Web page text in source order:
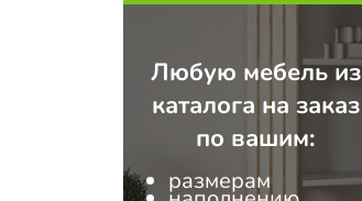
Любую мебель из
каталога на заказ
по вашим:
размерам